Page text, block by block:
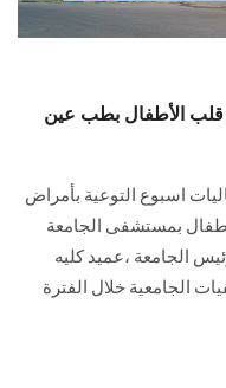
قلب الأطفال بطب عين
اسبوع التوعية بأمراض
بمستشفى الجامعة
الجامعة ،عميد كليه
الجامعية خلال الفترة